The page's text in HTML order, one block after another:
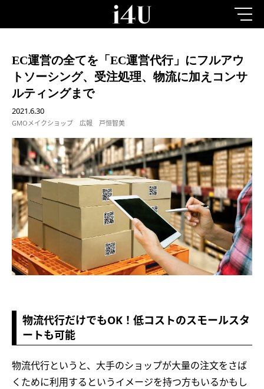
EC運営の全てを「EC運営代行」にフルアウ
トソーシング、受注処理、物流に加えコンサ
ルティングまで
2021.6.30
GMOメイクショップ 広報 戸恒智美
物流代行だけでもOK！低コストのスモールスタ
ートも可能
物流代行というと、大手のショップが大量の注文をさば
くために利用するというイメージを持つ方もいるかもし